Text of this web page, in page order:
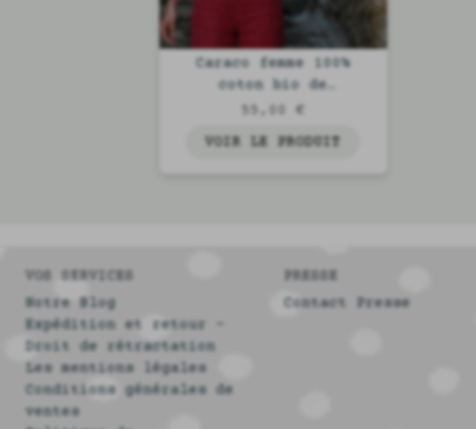
Caraco femme 100%
coton bio de
fabrication française
55,00 €
VOIR LE PRODUIT
VOS SERVICES
Notre Blog
Expédition et retour -
Droit de rétractation
Les mentions légales
Conditions générales de
ventes
PRESSE
Contact Presse